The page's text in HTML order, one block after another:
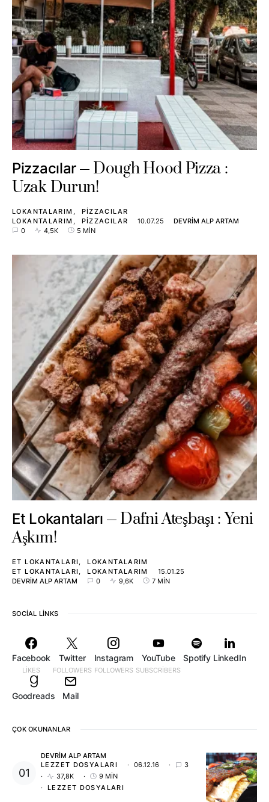
Pizzacılar
Dough Hood Pizza :
Uzak Durun!
LOKANTALARIM
PIZZACILAR
LOKANTALARIM
PIZZACILAR 10.07.25
DEVRIM ALP ARTAM
0
4,5K 5 MIN
Et Lokantaları
Dafni Ateşbaşı : Yeni
Aşkım!
ET LOKANTALARI
LOKANTALARIM
ET LOKANTALARI
LOKANTALARIM
15.01.25
DEVRIM ALP ARTAM
0 9,6K 7 MIN
SOCIAL LINKS
Facebook
LIKES
Twitter
FOLLOWERS
Instagram
FOLLOWERS
YouTube
SUBSCRIBERS
Spotify LinkedIn
Goodreads Mail
ÇOK OKUNANLAR
DEVRIM ALP ARTAM
LEZZET DOSYALARI
06.12.16
3
37,8K
9 MIN
LEZZET DOSYALARI